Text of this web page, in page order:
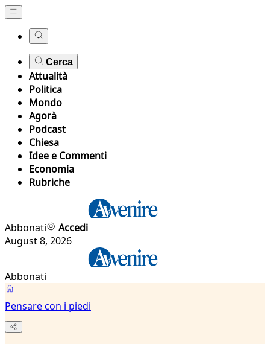
Cerca
Attualità
Politica
Mondo
Agorà
Podcast
Chiesa
Idee e Commenti
Economia
Rubriche
Abbonati
Accedi
August 8, 2026
Abbonati
Pensare con i piedi